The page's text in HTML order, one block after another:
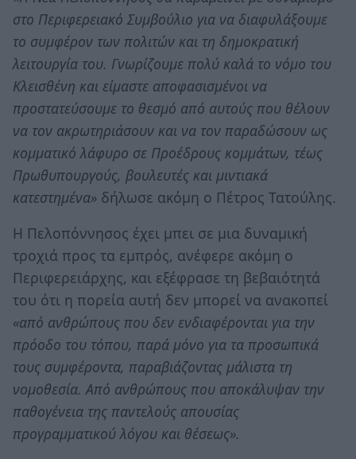
στο Περιφερειακό Συμβούλιο για να διαφυλάξουμε
το συμφέρον των πολιτών και τη δημοκρατική
λειτουργία του. Γνωρίζουμε πολύ καλά το νόμο του
Κλεισθένη και είμαστε αποφασισμένοι να
προστατεύσουμε το θεσμό από αυτούς που θέλουν
να τον ακρωτηριάσουν και να τον παραδώσουν ως
κομματικό λάφυρο σε Προέδρους κομμάτων, τέως
Πρωθυπουργούς, βουλευτές και μιντιακά
κατεστημένα» δήλωσε ακόμη ο Πέτρος Τατούλης.
Η Πελοπόννησος έχει μπει σε μια δυναμική
τροχιά προς τα εμπρός, ανέφερε ακόμη ο
Περιφερειάρχης, και εξέφρασε τη βεβαιότητά
του ότι η πορεία αυτή δεν μπορεί να ανακοπεί
«από ανθρώπους που δεν ενδιαφέρονται για την
πρόοδο του τόπου, παρά μόνο για τα προσωπικά
τους συμφέροντα, παραβιάζοντας μάλιστα τη
νομοθεσία. Από ανθρώπους που αποκάλυψαν την
παθογένεια της παντελούς απουσίας
προγραμματικού λόγου και θέσεως».